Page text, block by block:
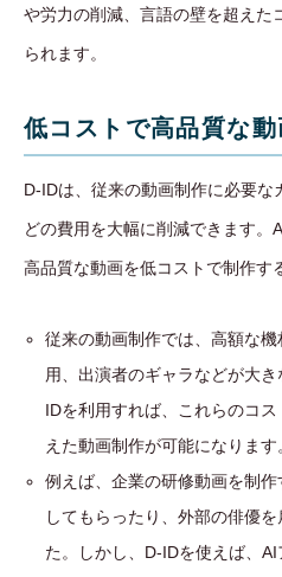
や労力の削減、言語の壁を超えた
られます。
低コストで高品質な
D-IDは、従来の動画制作に必要な
どの費用を大幅に削減できます。
高品質な動画を低コストで制作す
従来の動画制作では、高額な
用、出演者のギャラなどが大
IDを利用すれば、これらのコ
えた動画制作が可能になります
例えば、企業の研修動画を制
してもらったり、外部の俳優
た。しかし、D-IDを使えば、